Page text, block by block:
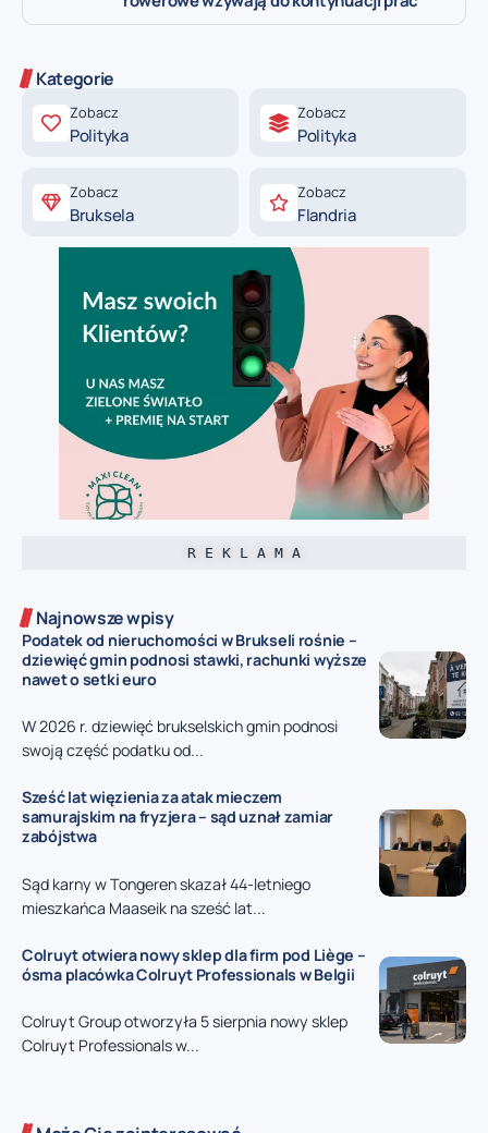
Kategorie
Zobacz
Polityka
Zobacz
Polityka
Zobacz
Bruksela
Zobacz
Flandria
R E K L A M A
Najnowsze wpisy
Podatek od nieruchomości w Brukseli rośnie –
dziewięć gmin podnosi stawki, rachunki wyższe
nawet o setki euro
W 2026 r. dziewięć brukselskich gmin podnosi
swoją część podatku od...
Sześć lat więzienia za atak mieczem
samurajskim na fryzjera – sąd uznał zamiar
zabójstwa
Sąd karny w Tongeren skazał 44-letniego
mieszkańca Maaseik na sześć lat...
Colruyt otwiera nowy sklep dla firm pod Liège –
ósma placówka Colruyt Professionals w Belgii
Colruyt Group otworzyła 5 sierpnia nowy sklep
Colruyt Professionals w...